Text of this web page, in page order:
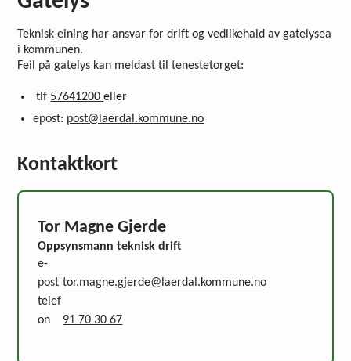
Teknisk eining har ansvar for drift og vedlikehald av gatelysea
i kommunen.
Feil på gatelys kan meldast til tenestetorget:
tlf 57641200eller
epost: post@laerdal.kommune.no
Kontaktkort
Tor Magne Gjerde
Oppsynsmann teknisk drift
e-
post tor.magne.gjerde@laerdal.kommune.no
telef
on
91 70 30 67